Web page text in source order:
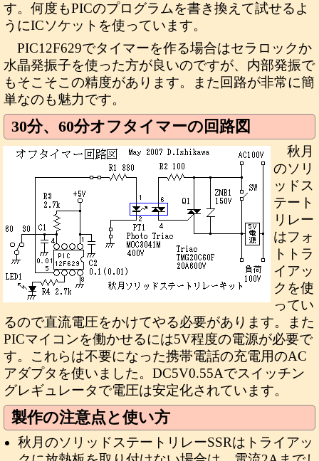
す。何度もPICのプログラムを書き換えて試せるよ
うにICソケットを使っています。
PIC12F629でタイマーを作る場合はセラロックか
水晶発振子を使った方が良いのですが、内部発振で
もそこそこの精度があります。また回路が非常に簡
単なのも魅力です。
30分、60分オフタイマーの回路図
秋月
のソリ
ッドス
テート
リレー
はフォ
トトラ
イアッ
クを使
ってい
るので直流電圧をかけてやる必要があります。また
PICマイコンを働かせるには5V程度の電源が必要で
す。これらは不要になった携帯電話の充電用のAC
アダプタを使いました。DC5V0.55Aでスイッチン
グレギュレータで電圧は安定化されています。
製作の注意点と使い方
秋月のソリッドステートリレーSSRはトライアッ